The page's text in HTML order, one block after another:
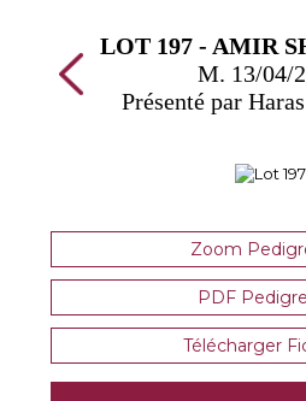
LOT 197 - AMIR
M. 13/04/
Présenté par
Zoom
PDF
Télécharger